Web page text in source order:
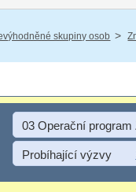
skupiny osob /
03 Operační
Probíhající výzvy